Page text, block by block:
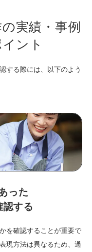
実績・事例
ント
する際には、以下のよう
った
する
を確認することが重要で
現方法は異なるため、過